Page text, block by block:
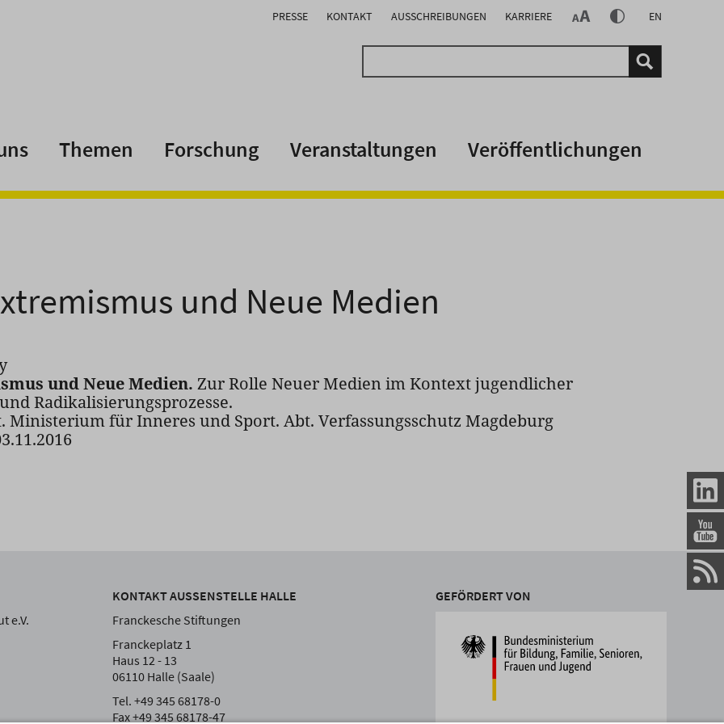
PRESSE KONTAKT AUSSCHREIBUNGEN KARRIERE EN
Themen Forschung Veranstaltungen Veröffentlichungen
und Neue Medien
und Neue Medien. Zur Rolle Neuer Medien im Kontext jugendlicher
Radikalisierungsprozesse.
Ministerium für Inneres und Sport. Abt. Verfassungsschutz Magdeburg
e.V.
KONTAKT AUSSENSTELLE HALLE
Franckesche Stiftungen
Franckeplatz 1
Haus 12 - 13
06110 Halle (Saale)
Tel. +49 345 68178-0
Fax +49 345 68178-47
GEFÖRDERT VON